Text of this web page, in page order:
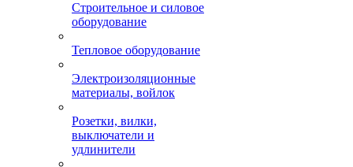
Строительное и силовое
оборудование
Тепловое оборудование
Электроизоляционные
материалы, войлок
Розетки, вилки,
выключатели и
удлинители